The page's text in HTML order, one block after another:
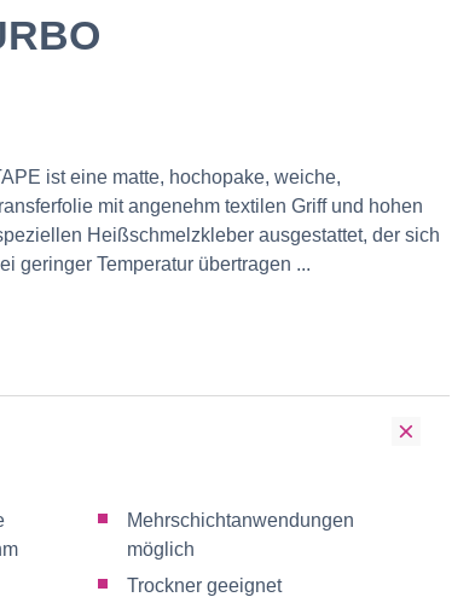
ist eine matte, hochopake, weiche,
mit angenehm textilen Griff und hohen
Heißschmelzkleber ausgestattet, der sich
geringer Temperatur übertragen ...
Mehrschichtanwendungen
möglich
Trockner geeignet